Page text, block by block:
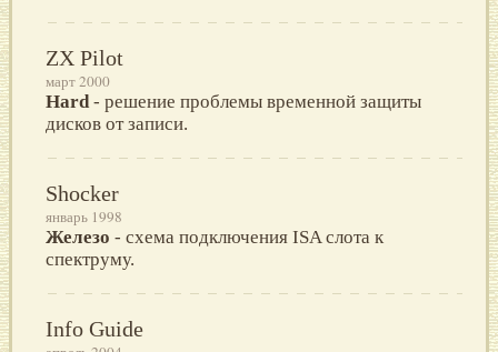
ZX Pilot
март 2000
Hard- решение проблемы временной защиты
дисков от записи.
Shocker
январь 1998
Железо - схема подключения ISA слота к
спектруму.
Info Guide